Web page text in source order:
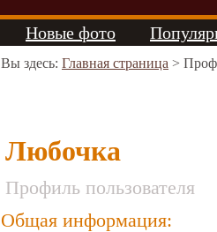
Новые фото
Вы здесь: Главная страница >
Любочка
Профиль пользователя
Общая информация: